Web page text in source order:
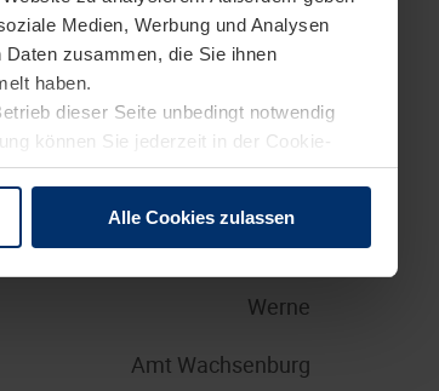
Medien, Werbung und Analysen
zusammen, die Sie ihnen
haben.
dieser Seite unbedingt notwendig
können Sie jederzeit in der Cookie-
widerrufen.
Alle Cookies zulassen
Brandis
Steinhagen
Großkrotzenburg
Brandis
Werne
Amt Wachsenburg